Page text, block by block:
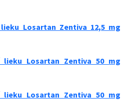
Losartan Zentiva 12,5 mg
lieku Losartan Zentiva 50 mg
lieku Losartan Zentiva 50 mg